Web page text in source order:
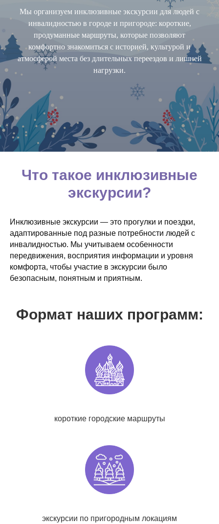
Мы организуем инклюзивные экскурсии для людей с
инвалидностью в городе и пригороде: короткие,
продуманные маршруты, которые позволяют
комфортно знакомиться с историей, культурой и
атмосферой места без длительных переездов и лишней
нагрузки.
Что такое инклюзивные
экскурсии?
Инклюзивные экскурсии — это прогулки и поездки,
адаптированные под разные потребности людей с
инвалидностью. Мы учитываем особенности
передвижения, восприятия информации и уровня
комфорта, чтобы участие в экскурсии было
безопасным, понятным и приятным.
Формат наших программ:
короткие городские маршруты
экскурсии по пригородным локациям